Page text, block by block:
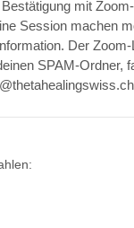
mit
Session machen
Der
SPAM-Ordner,